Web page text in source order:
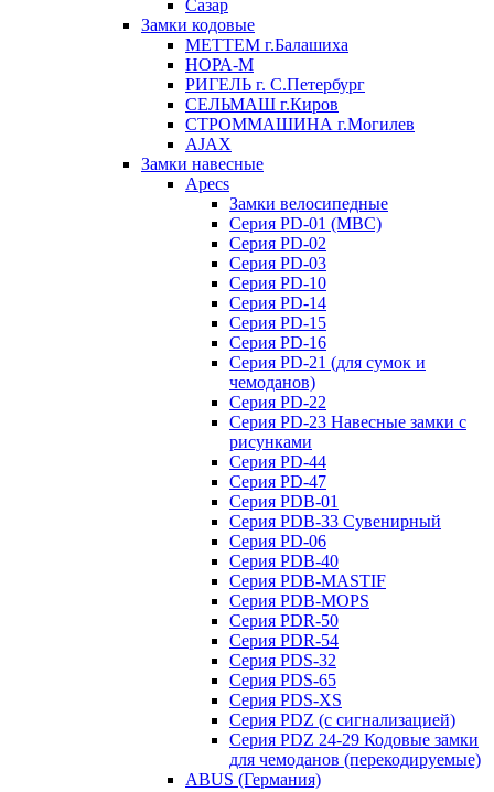
Сазар
Замки кодовые
МЕТТЕМ г.Балашиха
НОРА-М
РИГЕЛЬ г. С.Петербург
СЕЛЬМАШ г.Киров
СТРОММАШИНА г.Могилев
AJAX
Замки навесные
Apecs
Замки велосипедные
Серия PD-01 (МВС)
Серия PD-02
Серия PD-03
Серия PD-10
Серия PD-14
Серия PD-15
Серия PD-16
Серия PD-21 (для сумок и
чемоданов)
Серия PD-22
Серия PD-23 Навесные замки с
рисунками
Серия PD-44
Серия PD-47
Серия PDB-01
Серия PDB-33 Сувенирный
Серия PD-06
Серия PDB-40
Серия PDB-MASTIF
Серия PDB-MOPS
Серия PDR-50
Серия PDR-54
Серия PDS-32
Серия PDS-65
Серия PDS-XS
Серия PDZ (с сигнализацией)
Серия PDZ 24-29 Кодовые замки
для чемоданов (перекодируемые)
ABUS (Германия)